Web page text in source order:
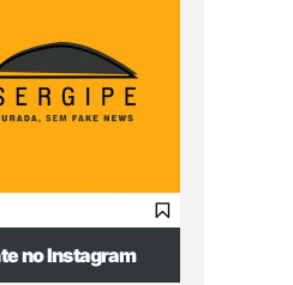
no Instagram